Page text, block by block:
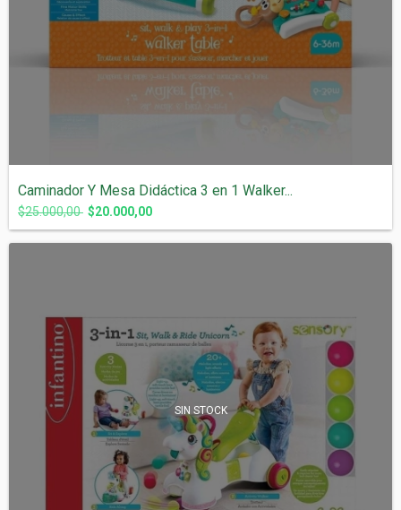
Caminador Y Mesa Didáctica 3 en 1 Walker...
$25.000,00 $20.000,00
SIN STOCK